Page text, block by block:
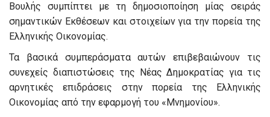
Βουλής συμπίπτει με τη δημοσιοποίηση μίας σειράς
σημαντικών Εκθέσεων και στοιχείων για την πορεία της
Ελληνικής Οικονομίας.
Τα βασικά συμπεράσματα αυτών επιβεβαιώνουν τις
συνεχείς διαπιστώσεις της Νέας Δημοκρατίας για τις
αρνητικές επιδράσεις στην πορεία της Ελληνικής
Οικονομίας από την εφαρμογή του «Μνημονίου».